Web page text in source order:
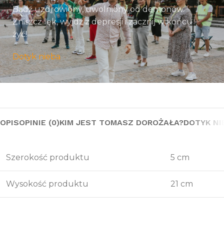
Bądź uzdrowiony, uwolniony od demonów.
Zniszcz lęk, wyjdź z depresji i zacznij w końcu
żyć!
Dotyk nieba
OPISOPINIE (0)KIM JEST TOMASZ DOROŻAŁA?DOTYK
Szerokość produktu 5 cm
Wysokość produktu 21 cm